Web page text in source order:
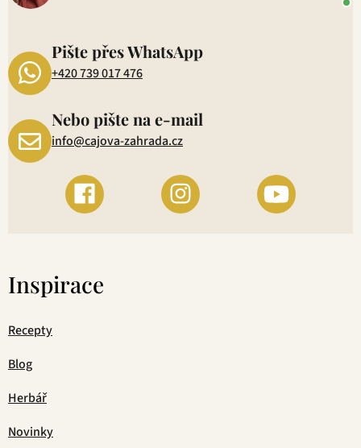
Pište přes WhatsApp
+420 739 017 476
Nebo pište na e-mail
info@cajova-zahrada.cz
Inspirace
Recepty
Blog
Herbář
Novinky